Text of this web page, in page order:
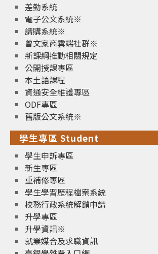
差勤系統
電子公文系統※
請購系統※
曾文家商雲端社群※
新課綱推動相關規定
公開授課專區
本土語課程
資通安全維護專區
ODF專區
舊版公文系統※
學生專區 Student
學生申訴專區
新生專區
重補修專區
學生學習歷程檔案系統
校務行政系統解鎖申請
升學專區
升學資訊※
就業媒合及求職資訊